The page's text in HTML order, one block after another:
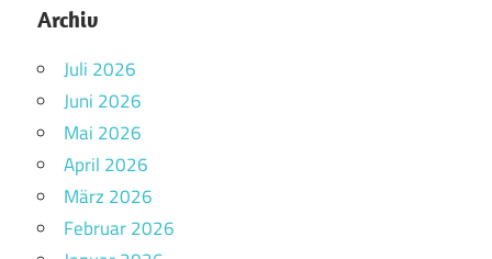
Archiv
Juli 2026
Juni 2026
Mai 2026
April 2026
März 2026
Februar 2026